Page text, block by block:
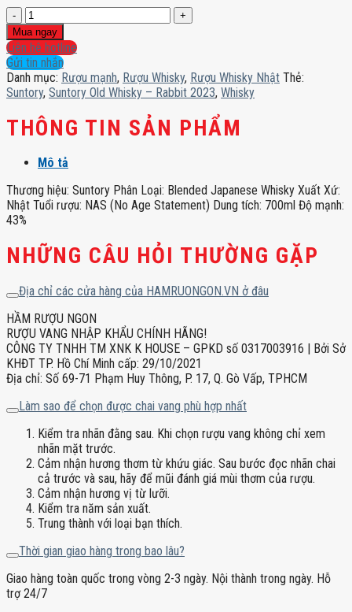
Suntory
Old
Whisky
–
Rabbit
2023
số
lượng
Mua ngay
Liên hệ hotline
Gửi tin nhắn
Danh mục: Rượu mạnh, Rượu Whisky, Rượu Whisky Nhật Thẻ:
Suntory, Suntory Old Whisky – Rabbit 2023, Whisky
THÔNG TIN SẢN PHẨM
Mô tả
Thương hiệu: Suntory Phân Loại: Blended Japanese Whisky Xuất Xứ:
Nhật Tuổi rượu: NAS (No Age Statement) Dung tích: 700ml Độ mạnh:
43%
NHỮNG CÂU HỎI THƯỜNG GẶP
Địa chỉ các cửa hàng của HAMRUONGON.VN ở đâu
HẦM RƯỢU NGON
RƯỢU VANG NHẬP KHẨU CHÍNH HÃNG!
CÔNG TY TNHH TM XNK K HOUSE – GPKD số 0317003916 | Bởi Sở
KHĐT TP. Hồ Chí Minh cấp: 29/10/2021
Địa chỉ: Số 69-71 Phạm Huy Thông, P. 17, Q. Gò Vấp, TPHCM
Làm sao để chọn được chai vang phù hợp nhất
Kiểm tra nhãn đằng sau. Khi chọn rượu vang không chỉ xem
nhãn mặt trước.
Cảm nhận hương thơm từ khứu giác. Sau bước đọc nhãn chai
cả trước và sau, hãy để mũi đánh giá mùi thơm của rượu.
Cảm nhận hương vị từ lưỡi.
Kiểm tra năm sản xuất.
Trung thành với loại bạn thích.
Thời gian giao hàng trong bao lâu?
Giao hàng toàn quốc trong vòng 2-3 ngày. Nội thành trong ngày. Hỗ
trợ 24/7